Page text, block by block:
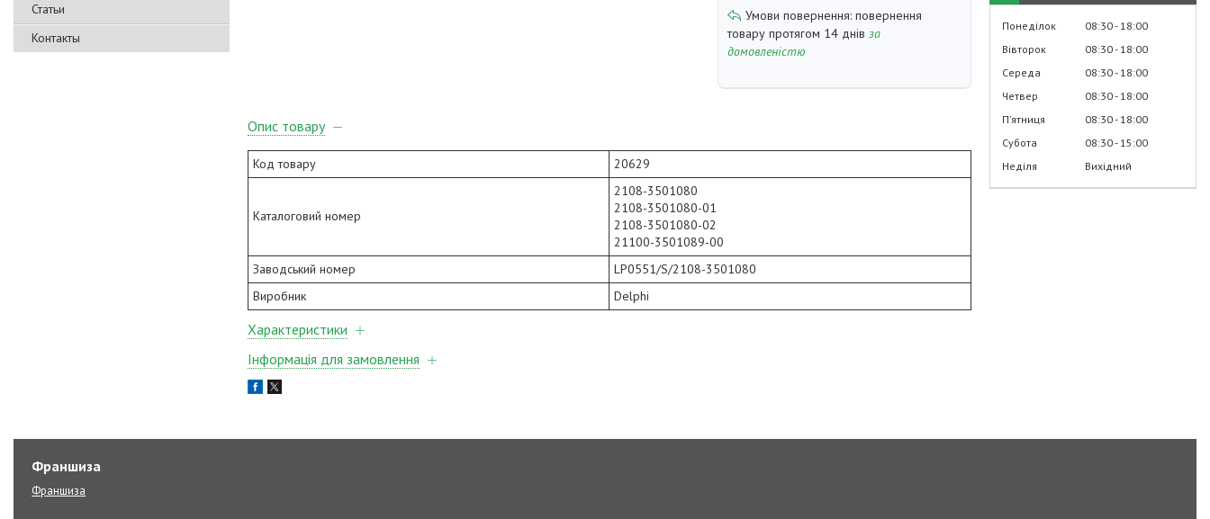
Статьи
Контакты
повернення
товару протягом 14 днів за
домовленістю
Опис товару
Код товару 20629
Каталоговий номер
2108-3501080
2108-3501080-01
2108-3501080-02
21100-3501089-00
Заводський номер
LP0551/S/2108-3501080
Виробник
Delphi
Характеристики
Інформація для замовлення
Понеділок 08:30 18:00
Вівторок
08:30 18:00
Середа
08:30 18:00
Четвер
08:30 18:00
Пʼятниця
08:30 18:00
Субота
08:30 15:00
Неділя
Вихідний
Франшиза
Франшиза